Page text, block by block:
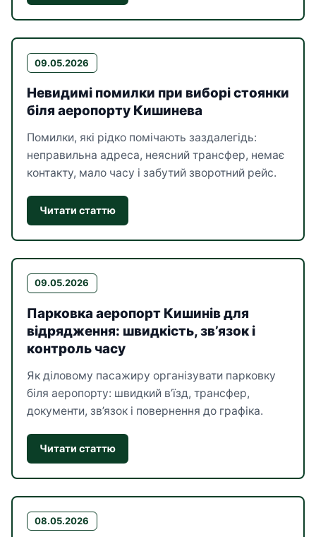
09.05.2026
Невидимі помилки при виборі стоянки
біля аеропорту Кишинева
Помилки, які рідко помічають заздалегідь:
неправильна адреса, неясний трансфер, немає
контакту, мало часу і забутий зворотний рейс.
Читати статтю
09.05.2026
Парковка аеропорт Кишинів для
відрядження: швидкість, зв’язок і
контроль часу
Як діловому пасажиру організувати парковку
біля аеропорту: швидкий в’їзд, трансфер,
документи, зв’язок і повернення до графіка.
Читати статтю
08.05.2026